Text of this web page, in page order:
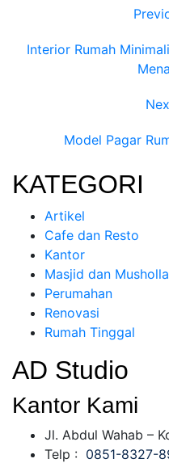
Interior Rumah
Model Pagar
KATEGORI
Artikel
Cafe dan Resto
Kantor
Masjid dan Musholla
Perumahan
Renovasi
Rumah Tinggal
AD Studio
Kantor Kami
Jl. Abdul Wahab –
Telp : 0851-8327-